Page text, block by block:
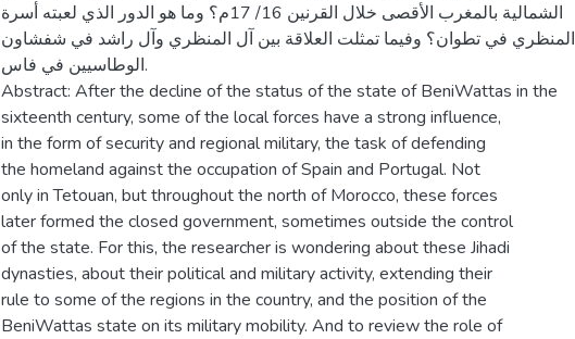
الشمالية بالمغرب الأقصى خلال القرنين 16/ 17م؟ وما هو الدور الذي لعبته أسرة
المنظري في تطوان؟ وفيما تمثلت العلاقة بين آل المنظري وآل راشد في شفشاون
الوطاسيين في فاس.
Abstract: After the decline of the status of the state of BeniWattas in the
sixteenth century, some of the local forces have a strong influence,
in the form of security and regional military, the task of defending
the homeland against the occupation of Spain and Portugal. Not
only in Tetouan, but throughout the north of Morocco, these forces
later formed the closed government, sometimes outside the control
of the state. For this, the researcher is wondering about these Jihadi
dynasties, about their political and military activity, extending their
rule to some of the regions in the country, and the position of the
BeniWattas state on its military mobility. And to review the role of